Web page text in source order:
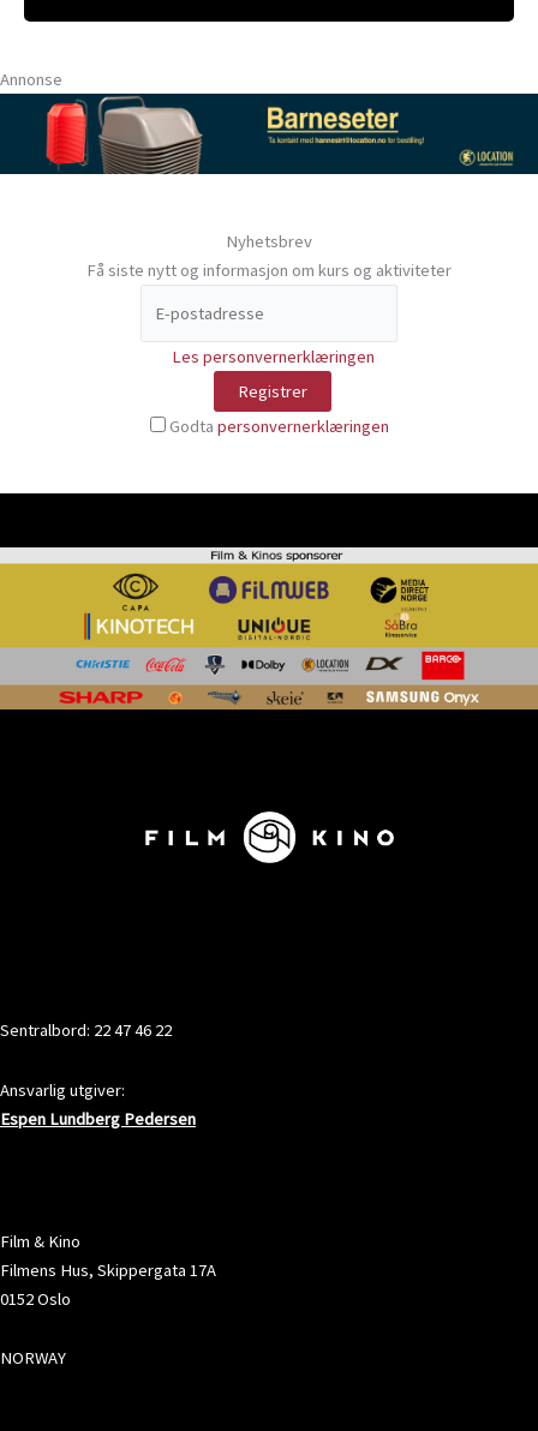
Annonse
Nyhetsbrev
Få siste nytt og informasjon om kurs og aktiviteter
Les personvernerklæringen
Godta personvernerklæringen
Sentralbord: 22 47 46 22
Ansvarlig utgiver:
Espen Lundberg Pedersen
Film & Kino
Filmens Hus, Skippergata 17A
0152 Oslo
NORWAY